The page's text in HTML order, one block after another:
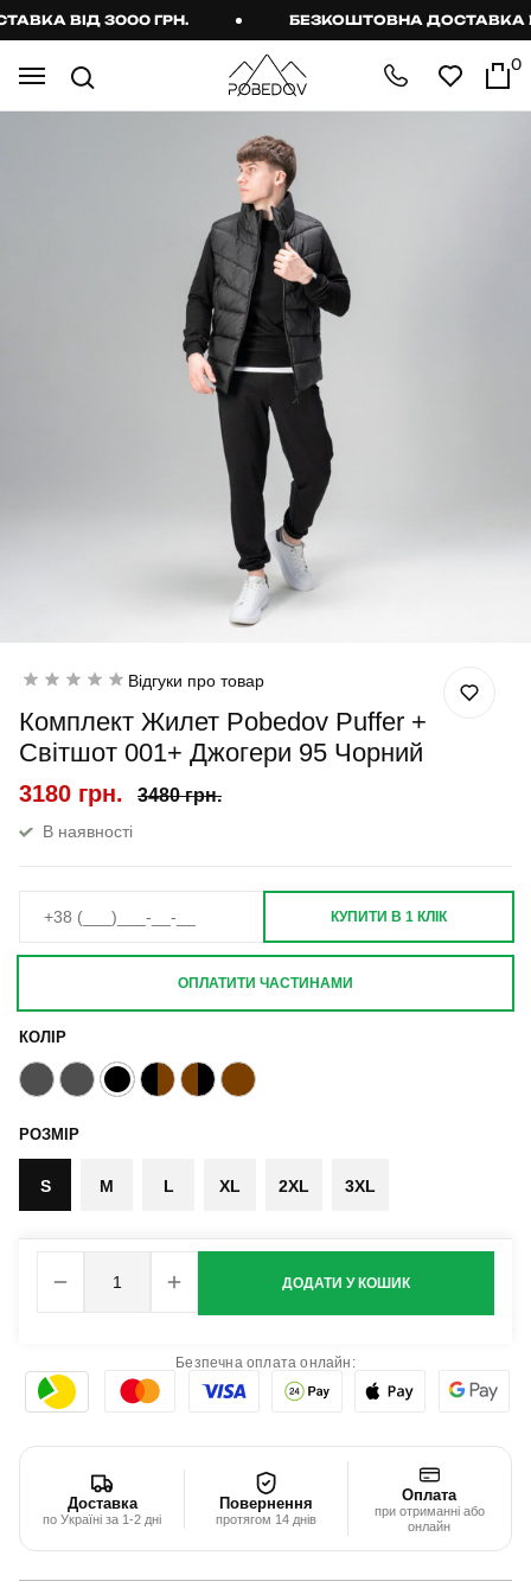
ВІД 3000 ГРН. БЕЗКОШТОВНА ДОСТАВКА
0
Відгуки про товар
Комплект Жилет Pobedov Puffer +
Світшот 001+ Джогери 95 Чорний
3180 грн. 3480 грн.
В наявності
КОЛІР
РОЗМІР
S M L XL 2XL 3XL
ДОДАТИ У КОШИК
КУПИТИ В 1 КЛІК
ОПЛАТИТИ ЧАСТИНАМИ
Безпечна оплата онлайн:
Доставка
по Україні за 1-2 дні
Повернення
протягом 14 днів
Оплата
при отриманні або
онлайн